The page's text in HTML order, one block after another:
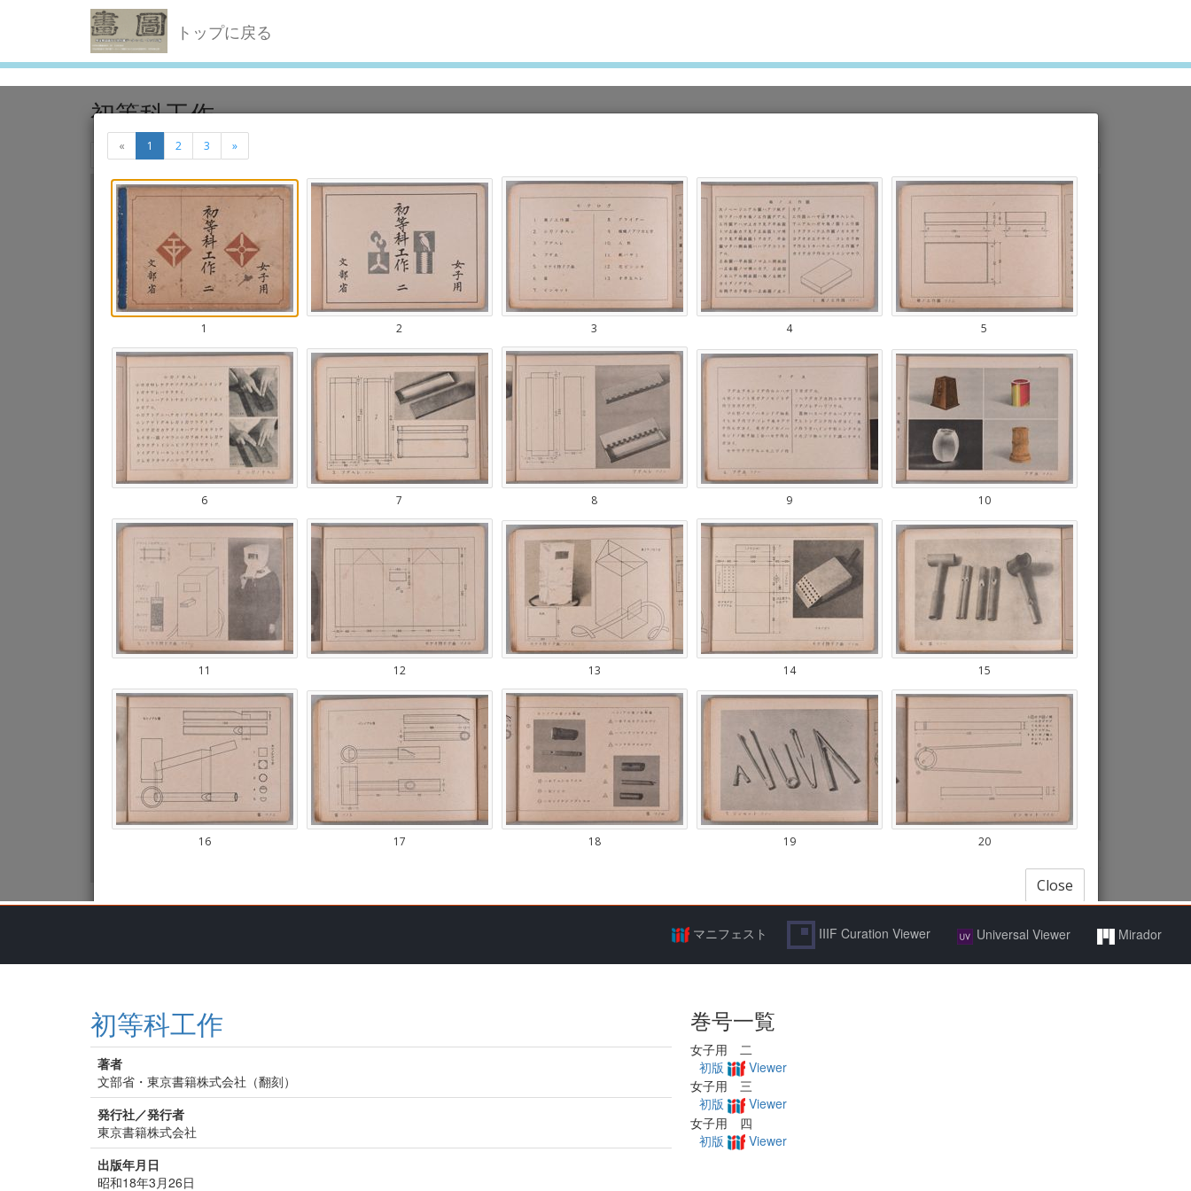
トップに戻る
マニフェスト IIIF Curation Viewer Universal Viewer Mirador
初等科工作
著者
文部省・東京書籍株式会社（翻刻）
発行社／発行者
東京書籍株式会社
出版年月日
昭和18年3月26日
巻号一覧
女子用 二
初版
Viewer
女子用 三
初版
Viewer
女子用 四
初版
Viewer